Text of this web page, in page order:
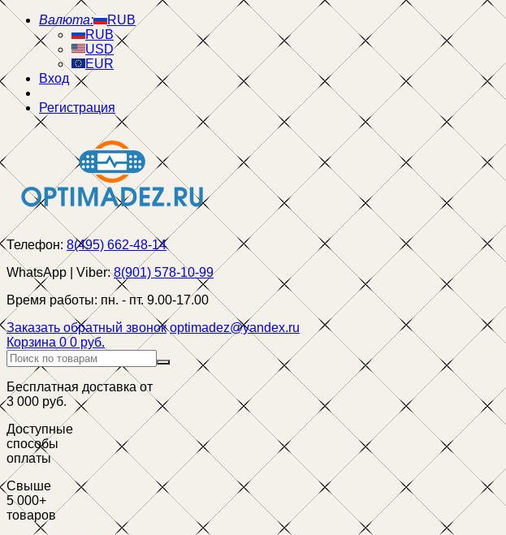
Валюта:
RUB
RUB
USD
EUR
Вход
Регистрация
Телефон: 8(495) 662-48-14
WhatsApp | Viber:8(901) 578-10-99
Время работы: пн. - пт. 9.00-17.00
Заказать обратный звонок optimadez@yandex.ru
Корзина 0 0 руб.
Бесплатная доставка от
3 000 руб.
Доступные
способы
оплаты
Свыше
5 000+
товаров